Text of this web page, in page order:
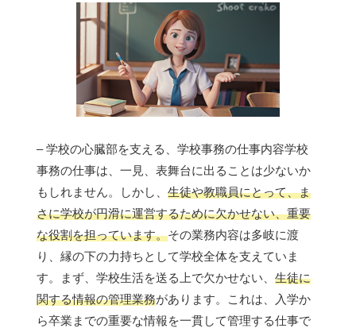
– 学校の心臓部を支える、学校事務の仕事内容学校
事務の仕事は、一見、表舞台に出ることは少ないか
もしれません。しかし、 生徒や教職員にとって、ま
さに学校が円滑に運営するために欠かせない、重要
な役割を担っています。その業務内容は多岐に渡
り、縁の下の力持ちとして学校全体を支えていま
す。まず、学校生活を送る上で欠かせない、 生徒に
関する情報の管理業務があります。これは、入学か
ら卒業までの重要な情報を一貫して管理する仕事で